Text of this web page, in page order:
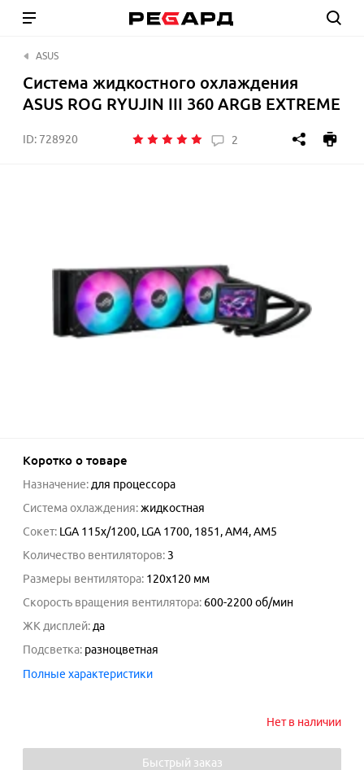
ASUS
Система жидкостного охлаждения
ASUS ROG RYUJIN III 360 ARGB EXTREME
ID: 728920 2
Коротко о товаре
Назначение: для процессора
Система охлаждения:жидкостная
Сокет: LGA 115x/1200, LGA 1700, 1851, AM4, AM5
Количество вентиляторов: 3
Размеры вентилятора: 120x120 мм
Скорость вращения вентилятора:600-2200об/мин
ЖК дисплей: да
Подсветка: разноцветная
Полные характеристики
Нет в наличии
Быстрый заказ